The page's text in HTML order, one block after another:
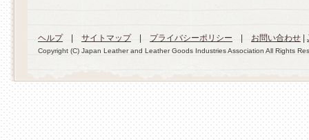
ヘルプ| サイトマップ| プライバシーポリシー お問い合わせ
Copyright (C) Japan Leather and Leather Goods Industries Association All Rights